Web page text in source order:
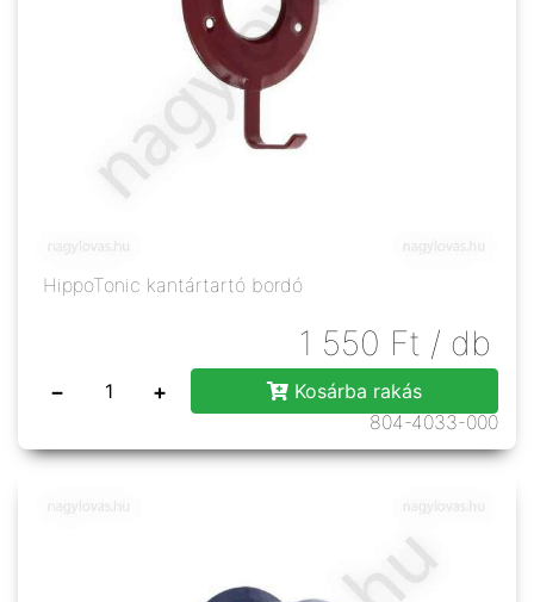
HippoTonic kantártartó bordó
1 550 Ft / db
− +
Kosárba rakás
804-4033-000